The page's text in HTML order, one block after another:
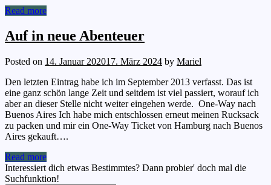
Read more
Auf in neue Abenteuer
Posted on 14. Januar 202017. März 2024 by Mariel
Den letzten Eintrag habe ich im September 2013 verfasst. Das ist
eine ganz schön lange Zeit und seitdem ist viel passiert, worauf ich
aber an dieser Stelle nicht weiter eingehen werde. One-Way nach
Buenos Aires Ich habe mich entschlossen erneut meinen Rucksack
zu packen und mir ein One-Way Ticket von Hamburg nach Buenos
Aires gekauft….
Read more
Interessiert dich etwas Bestimmtes? Dann probier' doch mal die
Suchfunktion!